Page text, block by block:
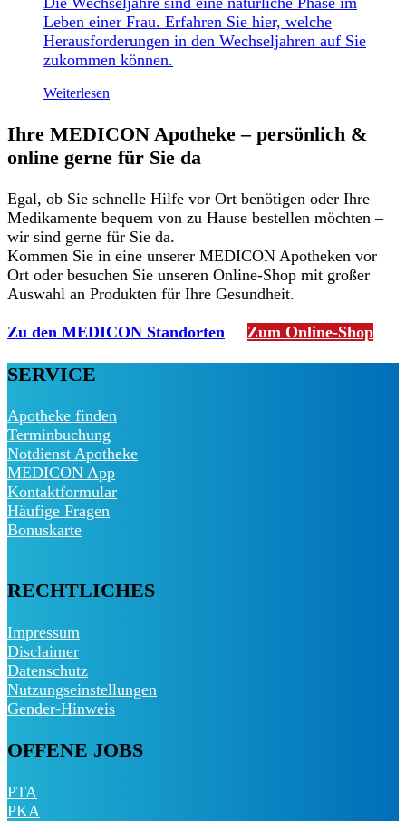
Leben einer Frau. Erfahren Sie hier, welche
Herausforderungen in den Wechseljahren auf Sie
zukommen können.
Weiterlesen
Ihre MEDICON Apotheke – persönlich &
online gerne für Sie da
Egal, ob Sie schnelle Hilfe vor Ort benötigen oder Ihre
Medikamente bequem von zu Hause bestellen möchten –
wir sind gerne für Sie da.
Kommen Sie in eine unserer MEDICON Apotheken vor
Ort oder besuchen Sie unseren Online-Shop mit großer
Auswahl an Produkten für Ihre Gesundheit.
Zu den MEDICON Standorten Zum Online-Shop
SERVICE
Apotheke finden
Terminbuchung
Notdienst Apotheke
MEDICON App
Kontaktformular
Häufige Fragen
Bonuskarte
RECHTLICHES
Impressum
Disclaimer
Datenschutz
Nutzungseinstellungen
Gender-Hinweis
OFFENE JOBS
PTA
PKA